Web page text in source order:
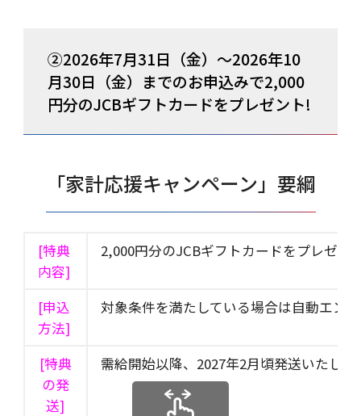
②2026年7月31日（金）～2026年10
月30日（金）までのお申込みで2,000
円分のJCBギフトカードをプレゼント!
「家計応援キャンペーン」要綱
[特典
内容]
2,000円分のJCBギフトカードをプレゼン
[申込
方法]
対象条件を満たしている場合は自動エン
[特典
の発
送]
需給開始以降、2027年2月頃発送いたしま